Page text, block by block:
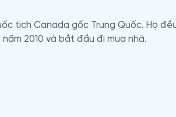
tịch Canada gốc Trung Quốc. Họ
2010 và bắt đầu đi mua nhà.
lụp xụp ở thành phố Toronto cũng
tài chính trong vài năm tới. Vậy